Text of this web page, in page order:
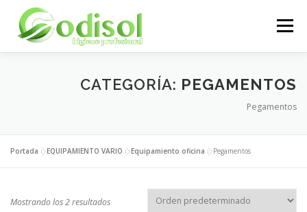
contenido
Menú
SERVICIOS PRODUCTOS
CATEGORÍA: PEGAMENTOS
Pegamentos
Portada »EQUIPAMIENTO VARIO »Equipamiento oficina »Pegamentos
Mostrando los 2 resultados